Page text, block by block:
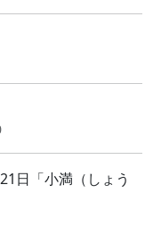
日「小満（しょう